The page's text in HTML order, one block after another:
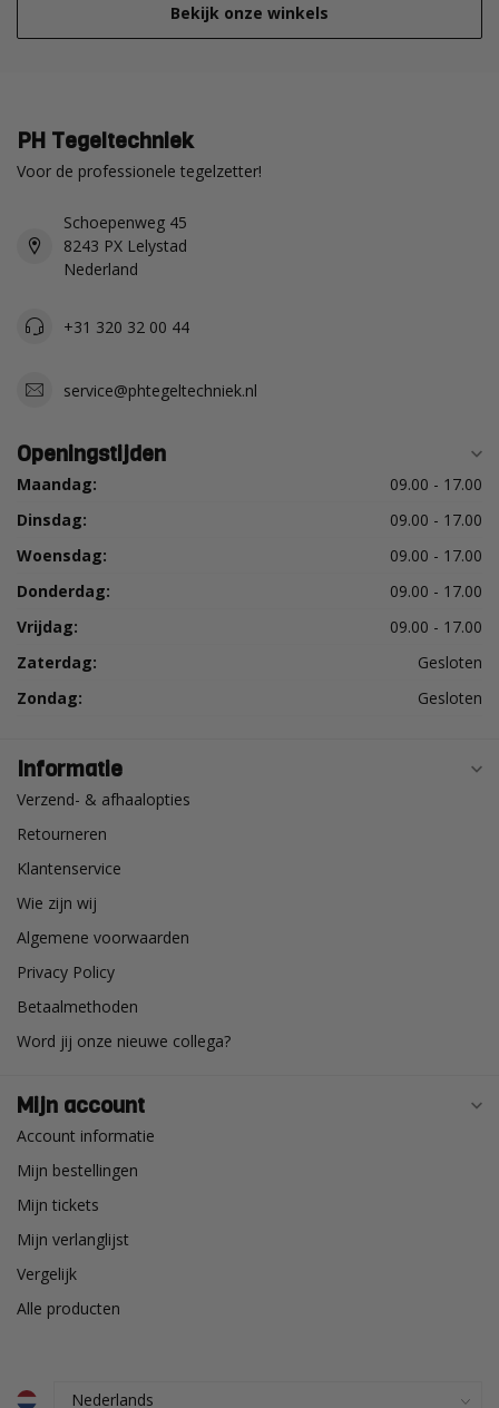
Bekijk onze winkels
PH Tegeltechniek
Voor de professionele tegelzetter!
Schoepenweg 45
8243 PX Lelystad
Nederland
+31 320 32 00 44
service@phtegeltechniek.nl
Openingstijden
Maandag:
09.00 - 17.00
Dinsdag:
09.00 - 17.00
Woensdag:
09.00 - 17.00
Donderdag:
09.00 - 17.00
Vrijdag:
09.00 - 17.00
Zaterdag:
Gesloten
Zondag:
Gesloten
Informatie
Verzend- & afhaalopties
Retourneren
Klantenservice
Wie zijn wij
Algemene voorwaarden
Privacy Policy
Betaalmethoden
Word jij onze nieuwe collega?
Mijn account
Account informatie
Mijn bestellingen
Mijn tickets
Mijn verlanglijst
Vergelijk
Alle producten